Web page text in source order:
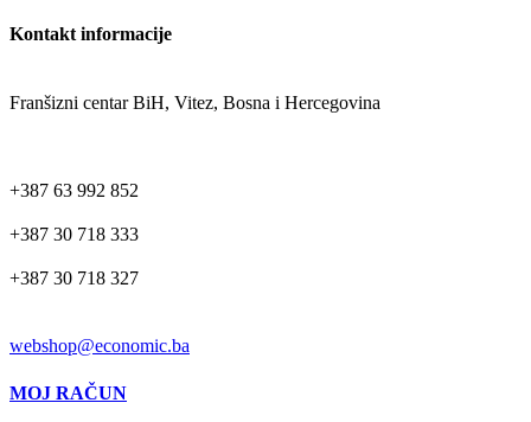
Kontakt informacije
Franšizni centar BiH, Vitez, Bosna i Hercegovina
+387 63 992 852
+387 30 718 333
+387 30 718 327
webshop@economic.ba
MOJ RAČUN